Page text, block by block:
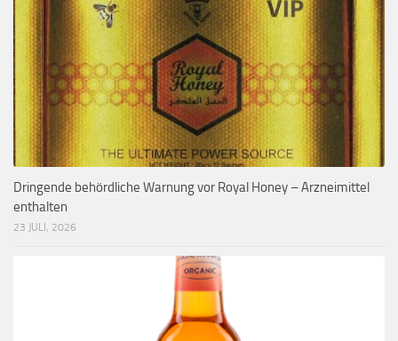
Dringende behördliche Warnung vor Royal Honey – Arzneimittel
enthalten
23 JULI, 2026